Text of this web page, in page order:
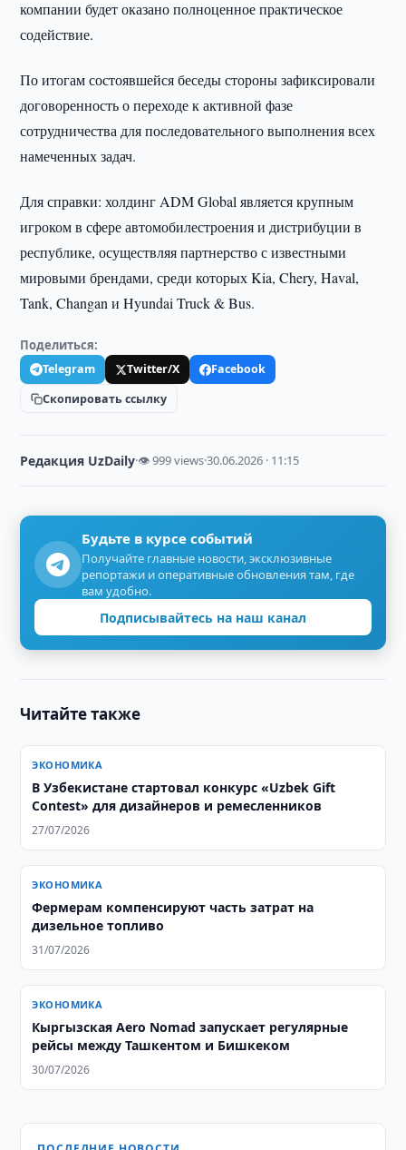
компании будет оказано полноценное практическое
содействие.
По итогам состоявшейся беседы стороны зафиксировали
договоренность о переходе к активной фазе
сотрудничества для последовательного выполнения всех
намеченных задач.
Для справки: холдинг ADM Global является крупным
игроком в сфере автомобилестроения и дистрибуции в
республике, осуществляя партнерство с известными
мировыми брендами, среди которых Kia, Chery, Haval,
Tank, Changan и Hyundai Truck & Bus.
Поделиться:
Telegram Twitter/X
Facebook
Скопировать ссылку
Редакция UzDaily·👁 999 views·30.06.2026 · 11:15
Будьте в курсе событий
Получайте главные новости, эксклюзивные
репортажи и оперативные обновления там, где
вам удобно.
Подписывайтесь на наш канал
Читайте также
ЭКОНОМИКА
В Узбекистане стартовал конкурс «Uzbek Gift
Contest» для дизайнеров и ремесленников
27/07/2026
ЭКОНОМИКА
Фермерам компенсируют часть затрат на
дизельное топливо
31/07/2026
ЭКОНОМИКА
Кыргызская Aero Nomad запускает регулярные
рейсы между Ташкентом и Бишкеком
30/07/2026